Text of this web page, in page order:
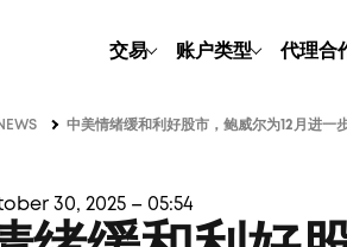
交易 账户类型 代理合
中美情绪缓和利好股市，鲍威尔为12月进一
30, 2025 – 05:54